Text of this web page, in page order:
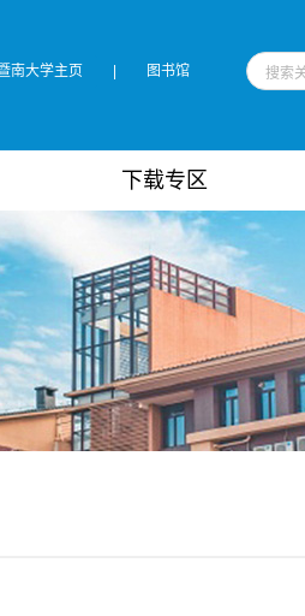
南大学主页 图书馆
下载专区